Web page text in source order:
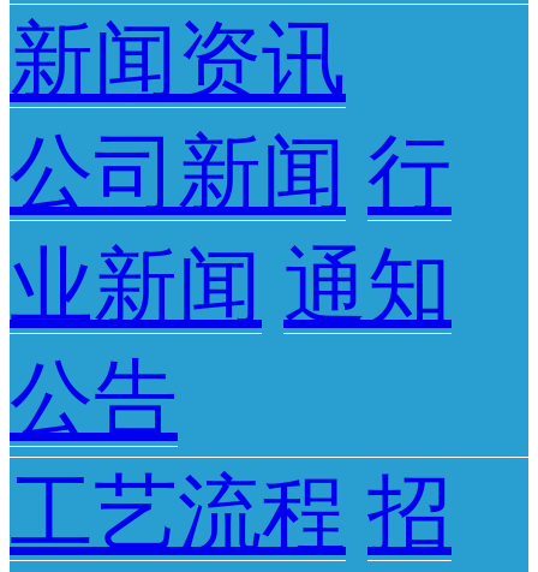
新闻资讯
公司新闻 行
业新闻 通知
公告
工艺流程 招